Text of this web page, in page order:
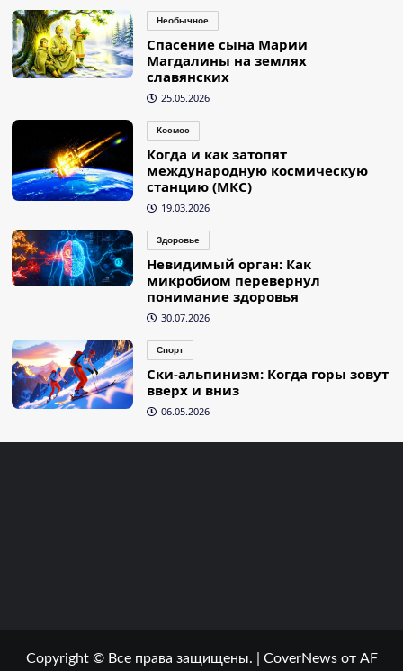
Необычное
Спасение сына Марии
Магдалины на землях
славянских
25.05.2026
Космос
Когда и как затопят
международную космическую
станцию (МКС)
19.03.2026
Здоровье
Невидимый орган: Как
микробиом перевернул
понимание здоровья
30.07.2026
Спорт
Ски-альпинизм: Когда горы зовут
вверх и вниз
06.05.2026
Copyright © Все права защищены. CoverNewsот AF